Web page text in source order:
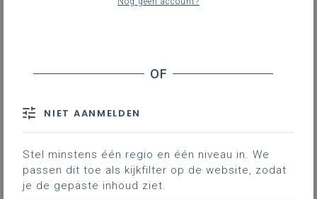
Inleiding
In deze opdracht, bestemd voor leerlingen
uit de D-finaliteit, krijgen leerlingen wat
meer inzicht in een
historische/maatschappelijke toepassing
NIET AANMELDEN
Stel minstens één regio en één niveau in. We
passen dit toe als kijkfilter op de website, zodat
je de gepaste inhoud ziet.